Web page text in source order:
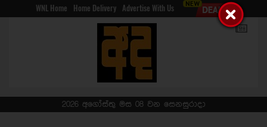
WNL Home Home Delivery Advertise With Us
2026 අගෝස්තු මස 08 වන සෙනසුරාදා